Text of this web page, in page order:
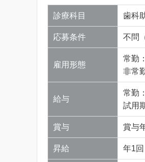
診療科目 歯科
応募条件 不問
雇用形態
常勤
非常
給与
常勤
試用
賞与 賞与
昇給 年1回